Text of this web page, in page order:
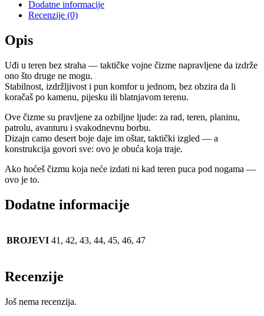
Dodatne informacije
Recenzije (0)
Opis
Uđi u teren bez straha — taktičke vojne čizme napravljene da izdrže
ono što druge ne mogu.
Stabilnost, izdržljivost i pun komfor u jednom, bez obzira da li
koračaš po kamenu, pijesku ili blatnjavom terenu.
Ove čizme su pravljene za ozbiljne ljude: za rad, teren, planinu,
patrolu, avanturu i svakodnevnu borbu.
Dizajn camo desert boje daje im oštar, taktički izgled — a
konstrukcija govori sve: ovo je obuća koja traje.
Ako hoćeš čizmu koja neće izdati ni kad teren puca pod nogama —
ovo je to.
Dodatne informacije
BROJEVI 41, 42, 43, 44, 45, 46, 47
Recenzije
Još nema recenzija.